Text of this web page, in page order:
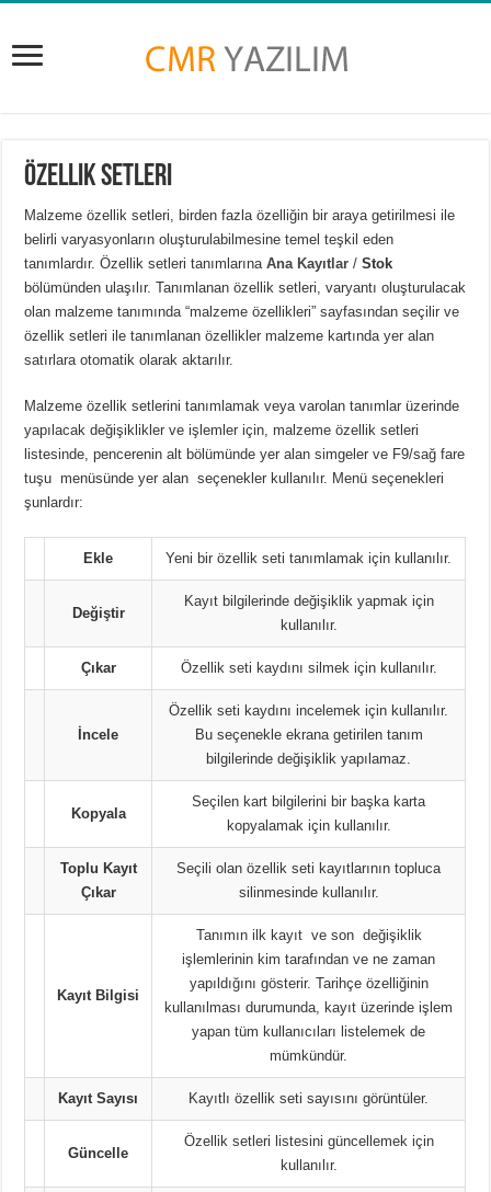
Özellik Setleri
Malzeme özellik setleri, birden fazla özelliğin bir araya getirilmesi ile
belirli varyasyonların oluşturulabilmesine temel teşkil eden
tanımlardır. Özellik setleri tanımlarınaAna Kayıtlar /Stok
bölümünden ulaşılır. Tanımlanan özellik setleri, varyantı oluşturulacak
olan malzeme tanımında “malzeme özellikleri” sayfasından seçilir ve
özellik setleri ile tanımlanan özellikler malzeme kartında yer alan
satırlara otomatik olarak aktarılır.
Malzeme özellik setlerini tanımlamak veya varolan tanımlar üzerinde
yapılacak değişiklikler ve işlemler için, malzeme özellik setleri
listesinde, pencerenin alt bölümünde yer alan simgeler ve F9/sağ fare
tuşu menüsünde yer alan seçenekler kullanılır. Menü seçenekleri
şunlardır:
Ekle Yeni bir özellik seti tanımlamak için kullanılır.
Değiştir
Kayıt bilgilerinde değişiklik yapmak için
kullanılır.
Çıkar Özellik seti kaydını silmek için kullanılır.
İncele
Özellik seti kaydını incelemek için kullanılır.
Bu seçenekle ekrana getirilen tanım
bilgilerinde değişiklik yapılamaz.
Kopyala
Seçilen kart bilgilerini bir başka karta
kopyalamak için kullanılır.
Toplu Kayıt
Çıkar
Seçili olan özellik seti kayıtlarının topluca
silinmesinde kullanılır.
Kayıt Bilgisi
Tanımın ilk kayıt ve son değişiklik
işlemlerinin kim tarafından ve ne zaman
yapıldığını gösterir. Tarihçe özelliğinin
kullanılması durumunda, kayıt üzerinde işlem
yapan tüm kullanıcıları listelemek de
mümkündür.
Kayıt Sayısı Kayıtlı özellik seti sayısını görüntüler.
Güncelle
Özellik setleri listesini güncellemek için
kullanılır.